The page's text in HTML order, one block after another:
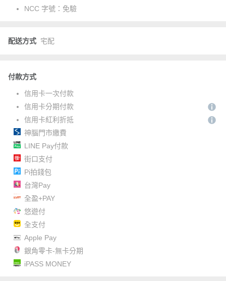
NCC 字號： 免驗
配送方式 宅配
付款方式
信用卡一次付款
信用卡分期付款
信用卡紅利折抵
神腦門市繳費
LINE Pay付款
街口支付
Pi拍錢包
台灣Pay
全盈+PAY
悠遊付
全支付
Apple Pay
銀角零卡-無卡分期
iPASS MONEY